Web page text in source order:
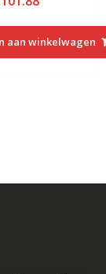
aan winkelwagen